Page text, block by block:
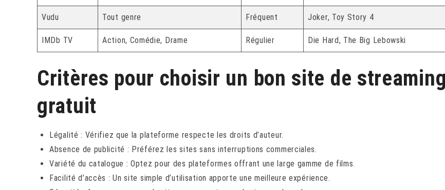
Vudu Tout genre Fréquent Joker, Toy Story 4
IMDb TV Action, Comédie, Drame Régulier Die Hard, The Big Lebowski
Critères pour choisir un bon site de streaming
gratuit
Légalité : Vérifiez que la plateforme respecte les droits d’auteur.
Absence de publicité : Préférez les sites sans interruptions commerciales.
Variété du catalogue : Optez pour des plateformes offrant une large gamme de films.
Facilité d’accès : Un site simple d’utilisation apporte une meilleure expérience.